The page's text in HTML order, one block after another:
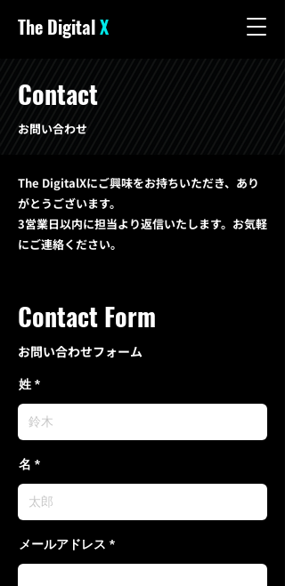
The DigitalX
Contact
お問い合わせ
The DigitalXにご興味をお持ちいただき、あり
がとうございます。
3営業日以内に担当より返信いたします。お気軽
にご連絡ください。
Contact Form
お問い合わせフォーム
姓
名
メールアドレス